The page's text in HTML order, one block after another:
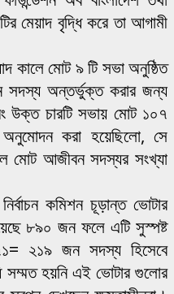
মেয়াদ বৃদ্ধি করে তা আগামী
কালে মোট ৯ টি সভা অনুষ্ঠিত
সদস্য অন্তর্ভুক্ত করার জন্য
চারটি সভায় মোট ১০৭
করা হয়েছিলো, সে
মোট আজীবন সদস্যর সংখ্যা
কমিশন চূড়ান্ত ভোটার
৮৯০ জন ফলে এটি সুস্পষ্ট
২১৯ জন সদস্য হিসেবে
সম্মত হয়নি এই ভোটার গুলোর